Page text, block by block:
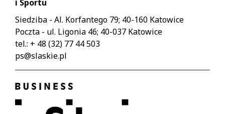
i Sportu
Siedziba - Al. Korfantego 79; 40-160 Katowice
Poczta - ul. Ligonia 46; 40-037 Katowice
tel.: + 48 (32) 77 44 503
ps@slaskie.pl